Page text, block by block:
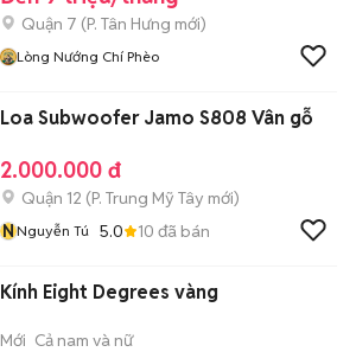
Quận 7 (P. Tân Hưng mới)
Lòng Nướng Chí Phèo
Loa Subwoofer Jamo S808 Vân gỗ
2.000.000 đ
Quận 12 (P. Trung Mỹ Tây mới)
NNguyễn Tú 5.0 10 đã bán
Kính Eight Degrees vàng
Mới Cả nam và nữ